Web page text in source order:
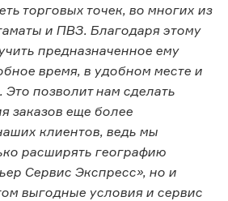
торговых точек, во многих из
и ПВЗ. Благодаря этому
предназначенное ему
время, в удобном месте и
позволит нам сделать
заказов еще более
клиентов, ведь мы
расширять географию
Сервис Экспресс», но и
выгодные условия и сервис